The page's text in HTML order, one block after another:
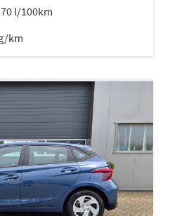
l/100km
km